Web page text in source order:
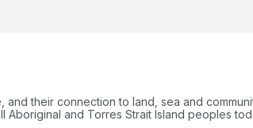
their connection to land, sea and
and Torres Strait Island peoples